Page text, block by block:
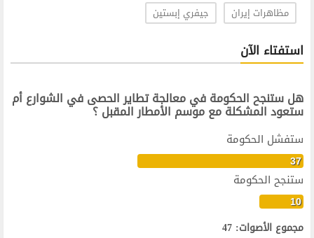
مظاهرات إيران
جيفري إبستين
استفتاء الآن
هل ستنجح الحكومة في معالجة تطاير الحصى في الشوارع أم
ستعود المشكلة مع موسم الأمطار المقبل ؟
ستفشل الحكومة
37
ستنجح الحكومة
10
مجموع الأصوات: 47